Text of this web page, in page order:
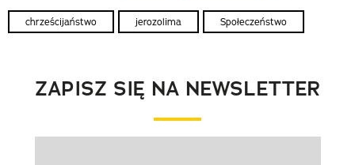
chrześcijaństwo jerozolima Społeczeństwo
ZAPISZ SIĘ NA NEWSLETTER